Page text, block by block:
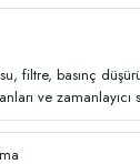
filtre, basınç
ve zamanlayıcı